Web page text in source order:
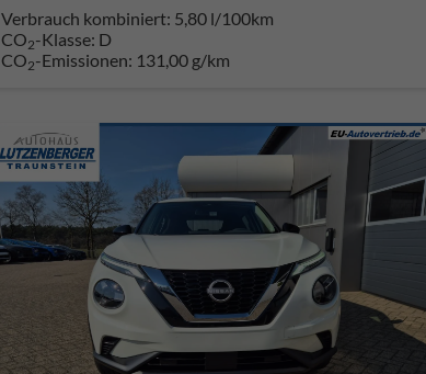
Verbrauch kombiniert: 5,80 l/100km
CO2-Klasse: D
CO2-Emissionen: 131,00 g/km